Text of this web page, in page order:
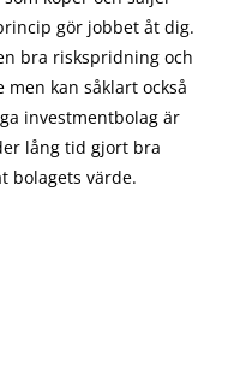
görjobbet åt dig.
bra riskspridning och
kan såklart också
investmentbolag är
lång tid gjort bra
bolagets värde.